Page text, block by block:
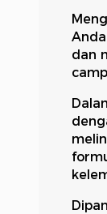
dan